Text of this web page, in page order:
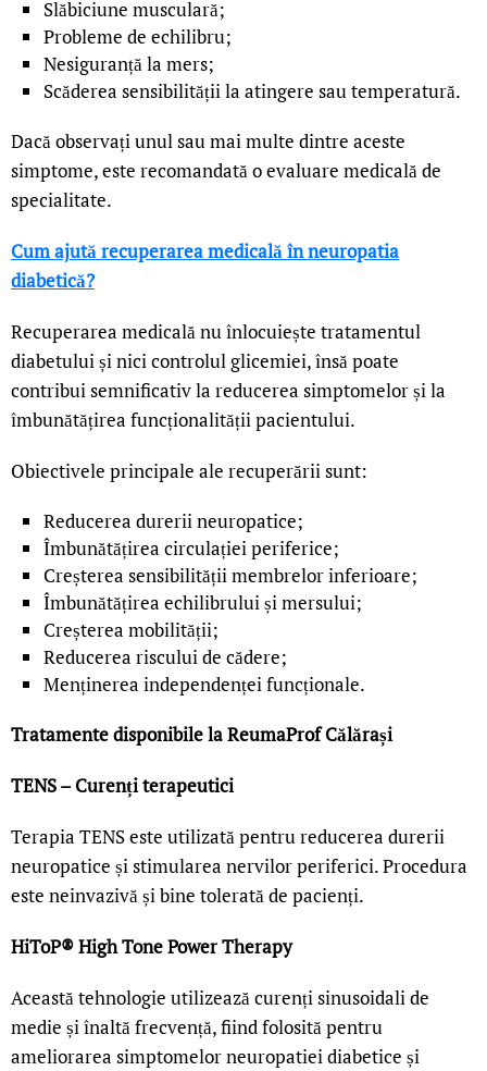
Slăbiciune musculară;
Probleme de echilibru;
Nesiguranță la mers;
Scăderea sensibilității la atingere sau temperatură.
Dacă observați unul sau mai multe dintre aceste
simptome, este recomandată o evaluare medicală de
specialitate.
Cum ajută recuperarea medicală în neuropatia
diabetică?
Recuperarea medicală nu înlocuiește tratamentul
diabetului și nici controlul glicemiei, însă poate
contribui semnificativ la reducerea simptomelor și la
îmbunătățirea funcționalității pacientului.
Obiectivele principale ale recuperării sunt:
Reducerea durerii neuropatice;
Îmbunătățirea circulației periferice;
Creșterea sensibilității membrelor inferioare;
Îmbunătățirea echilibrului și mersului;
Creșterea mobilității;
Reducerea riscului de cădere;
Menținerea independenței funcționale.
Tratamente disponibile la ReumaProf Călărași
TENS – Curenți terapeutici
Terapia TENS este utilizată pentru reducerea durerii
neuropatice și stimularea nervilor periferici. Procedura
este neinvazivă și bine tolerată de pacienți.
HiToP® High Tone Power Therapy
Această tehnologie utilizează curenți sinusoidali de
medie și înaltă frecvență, fiind folosită pentru
ameliorarea simptomelor neuropatiei diabetice și